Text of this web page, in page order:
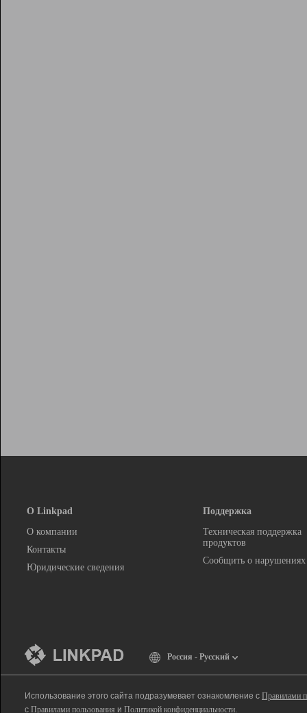
О Linkpad
О компании
Контакты
Юридические сведения
Поддержка
Техническая поддержка
продуктов
Сообщить о нарушениях
Россия - Русский
Использование этого сайта подразумевает ознакомление с Правилами
с Правилами пользования и Политикой конфиденциальности.